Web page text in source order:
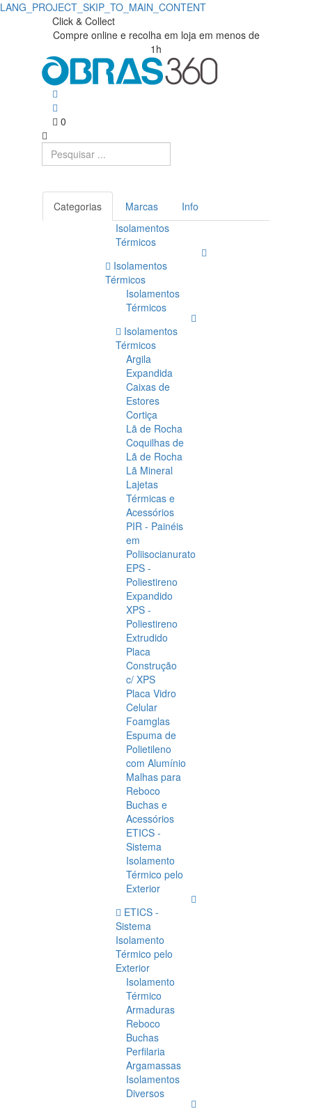
LANG_PROJECT_SKIP_TO_MAIN_CONTENT
Placas
Gesso
Cartonado
Obras360
Obras360
Materiais
Construção
Click & Collect
Compre online e recolha em loja em menos de
1h
0
Categorias Marcas
Info
Isolamentos
Térmicos
Isolamentos
Térmicos
Isolamentos
Térmicos
Isolamentos
Térmicos
Argila
Expandida
Caixas de
Estores
Cortiça
Lã de Rocha
Coquilhas de
Lã de Rocha
Lã Mineral
Lajetas
Térmicas e
Acessórios
PIR - Painéis
em
Poliisocianurato
EPS -
Poliestireno
Expandido
XPS -
Poliestireno
Extrudido
Placa
Construção
c/ XPS
Placa Vidro
Celular
Foamglas
Espuma de
Polietileno
com Alumínio
Malhas para
Reboco
Buchas e
Acessórios
ETICS -
Sistema
Isolamento
Térmico pelo
Exterior
ETICS -
Sistema
Isolamento
Térmico pelo
Exterior
Isolamento
Térmico
Armaduras
Reboco
Buchas
Perfilaria
Argamassas
Isolamentos
Diversos